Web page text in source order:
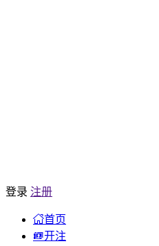
登录 注册
首页
开注